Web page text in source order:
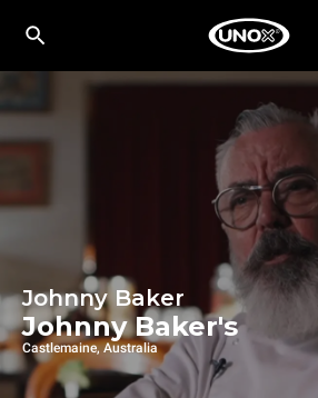
Johnny Baker
Johnny Baker's
Castlemaine, Australia